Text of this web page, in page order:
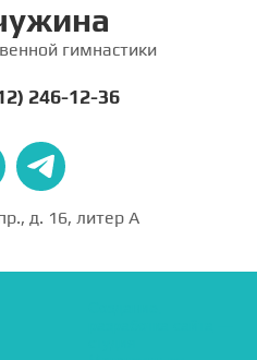
гимнастики
д. 16, литер А
246-12-36